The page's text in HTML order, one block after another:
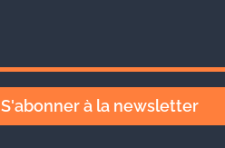
S'abonner à la newsletter